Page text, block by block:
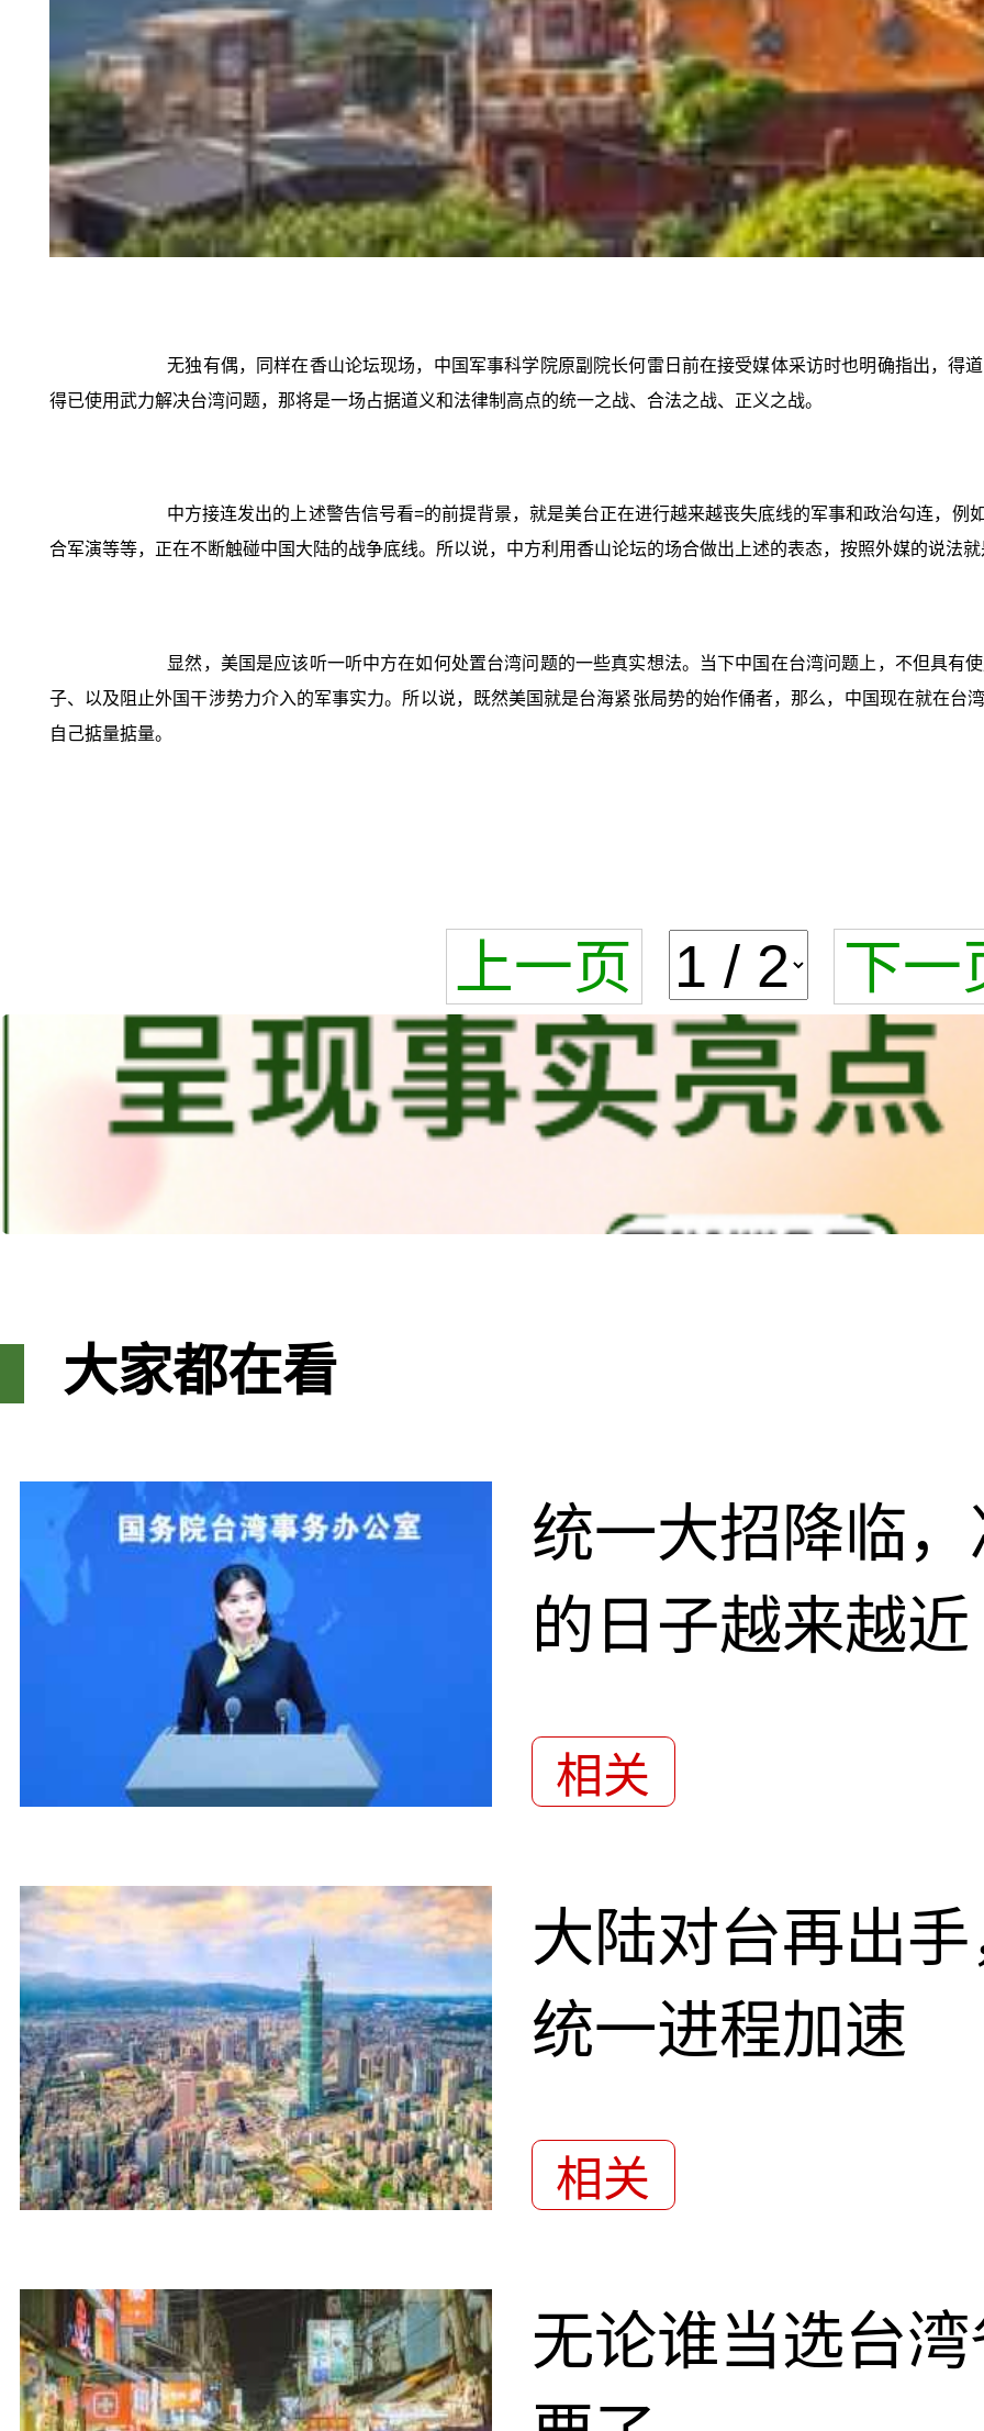
无独有偶，同样在香山论坛现场，中国军事科学院原副院长何雷日前在接受媒体采访时也明确指出，得
得已使用武力解决台湾问题，那将是一场占据道义和法律制高点的统一之战、合法之战、正义之战。
中方接连发出的上述警告信号看=的前提背景，就是美台正在进行越来越丧失底线的军事和政治勾连，例
合军演等等，正在不断触碰中国大陆的战争底线。所以说，中方利用香山论坛的场合做出上述的表态，按照外媒的说法就
显然，美国是应该听一听中方在如何处置台湾问题的一些真实想法。当下中国在台湾问题上，不但具有
子、以及阻止外国干涉势力介入的军事实力。所以说，既然美国就是台海紧张局势的始作俑者，那么，中国现在就在台
自己掂量掂量。
上一页 下一
大家都在看
统一大招降临
的日子越来越近
相关
大陆对台再出
统一进程加速
相关
无论谁当选台